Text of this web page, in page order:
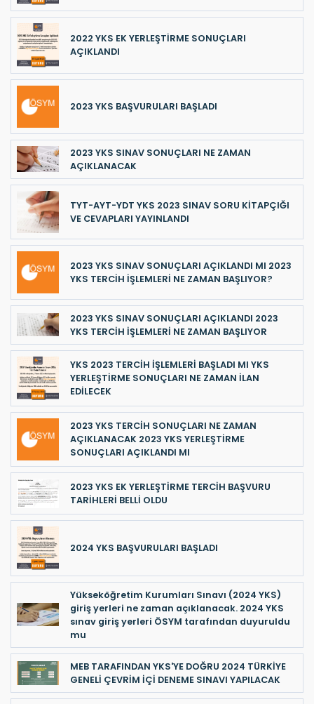
2022 YKS EK YERLEŞTİRME SONUÇLARI
AÇIKLANDI
2023 YKS BAŞVURULARI BAŞLADI
2023 YKS SINAV SONUÇLARI NE ZAMAN
AÇIKLANACAK
TYT-AYT-YDT YKS 2023 SINAV SORU KİTAPÇIĞI
VE CEVAPLARI YAYINLANDI
2023 YKS SINAV SONUÇLARI AÇIKLANDI MI 2023
YKS TERCİH İŞLEMLERİ NE ZAMAN BAŞLIYOR?
2023 YKS SINAV SONUÇLARI AÇIKLANDI 2023
YKS TERCİH İŞLEMLERİ NE ZAMAN BAŞLIYOR
YKS 2023 TERCİH İŞLEMLERİ BAŞLADI MI YKS
YERLEŞTİRME SONUÇLARI NE ZAMAN İLAN
EDİLECEK
2023 YKS TERCİH SONUÇLARI NE ZAMAN
AÇIKLANACAK 2023 YKS YERLEŞTİRME
SONUÇLARI AÇIKLANDI MI
2023 YKS EK YERLEŞTİRME TERCİH BAŞVURU
TARİHLERİ BELLİ OLDU
2024 YKS BAŞVURULARI BAŞLADI
Yükseköğretim Kurumları Sınavı (2024 YKS)
giriş yerleri ne zaman açıklanacak. 2024 YKS
sınav giriş yerleri ÖSYM tarafından duyuruldu
mu
MEB TARAFINDAN YKS'YE DOĞRU 2024 TÜRKİYE
GENELİ ÇEVRİM İÇİ DENEME SINAVI YAPILACAK